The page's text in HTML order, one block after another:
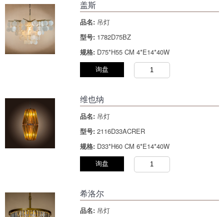
盖斯
品名:吊灯
型号:1782D75BZ
规格:D75*H55 CM 4*E14*40W
询盘
维也纳
品名:吊灯
型号:2116D33ACRER
规格:D33*H60 CM 6*E14*40W
询盘
希洛尔
品名:吊灯